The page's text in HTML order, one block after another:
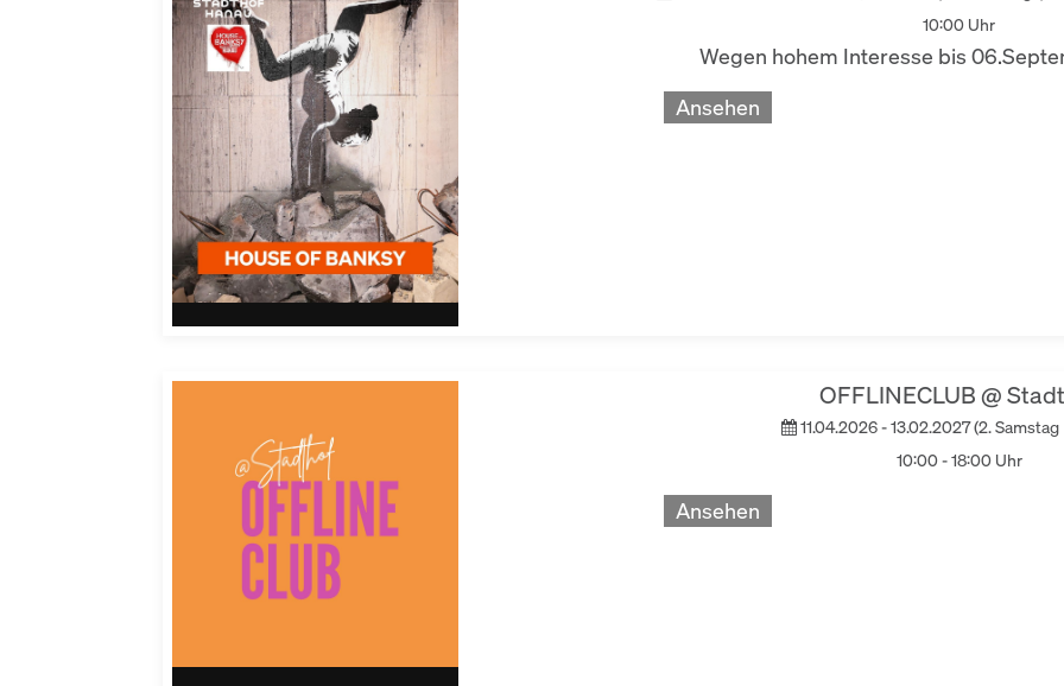
10:00 Uhr
Wegen hohem Interesse bis
Ansehen
OFFLINECLUB @
11.04.2026 - 13.02.2027 (2.
10:00 - 18:00 Uhr
Ansehen